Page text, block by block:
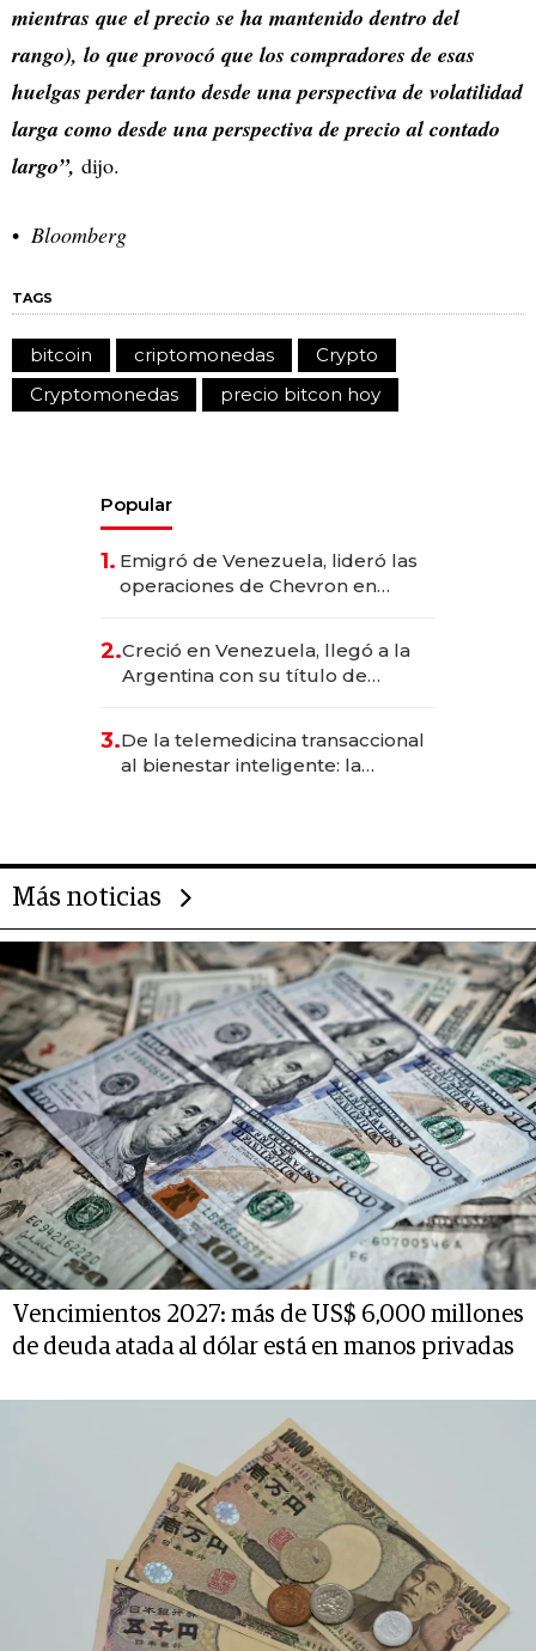
mientras que el precio se ha mantenido dentro del
rango), lo que provocó que los compradores de esas
huelgas perder tanto desde una perspectiva de volatilidad
larga como desde una perspectiva de precio al contado
largo”, dijo.
Bloomberg
TAGS
bitcoin criptomonedas
Crypto
Cryptomonedas
precio bitcon hoy
Popular
1. Emigró de Venezuela, lideró las
operaciones de Chevron en
2.Creció en Venezuela, llegó a la
Argentina con su título de
las marcas "fast premium"
3.De la telemedicina transaccional
al bienestar inteligente: la
Más noticias
Vencimientos 2027: más de US$ 6,000 millones
de deuda atada al dólar está en manos privadas